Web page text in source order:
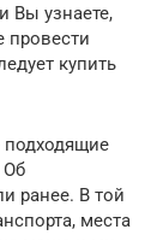
Вы узнаете,
провести
купить
Об
ранее. В той
места